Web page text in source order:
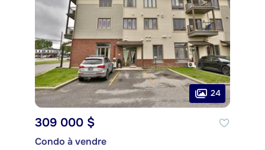
24
309 000 $
Condo à vendre